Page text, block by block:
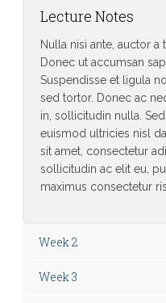
Lecture Notes
Nulla nisi ante, auctor
Donec ut accumsan
Suspendisse et ligula
sed tortor. Donec ac
in, sollicitudin nulla.
euismod ultricies nisl
sit amet, consectetur
sollicitudin ac elit eu,
maximus consectetur
Week 2
Week 3